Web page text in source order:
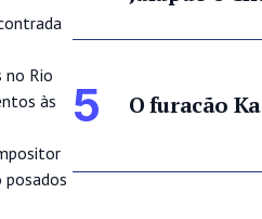
no Rio
às
posados
5 O furacão